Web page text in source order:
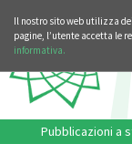
Il nostro sito web utilizza
pagine, l’utente accetta le
informativa.
Pubblicazioni a